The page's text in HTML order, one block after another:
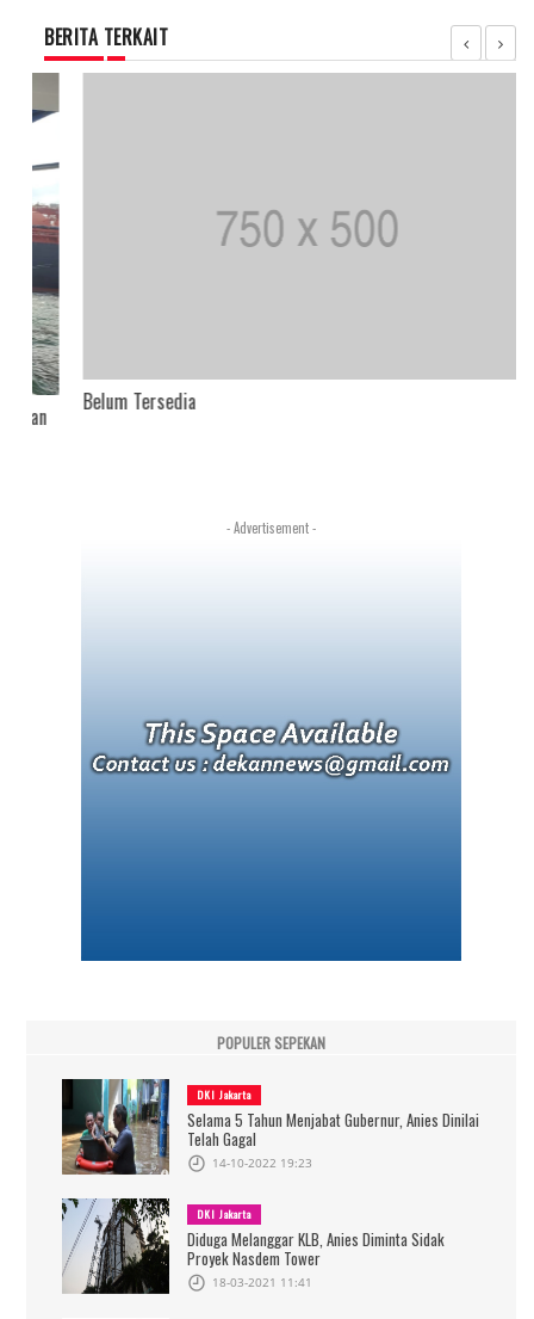
BERITA TERKAIT
Belum Tersedia
- Advertisement -
POPULER SEPEKAN
DKI Jakarta
Selama 5 Tahun Menjabat Gubernur, Anies Dinilai
Telah Gagal
14-10-2022 19:23
DKI Jakarta
Diduga Melanggar KLB, Anies Diminta Sidak
Proyek Nasdem Tower
18-03-2021 11:41